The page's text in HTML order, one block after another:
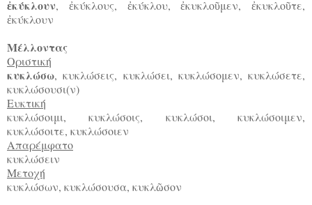
ἐκύκλουν, ἐκύκλους, ἐκύκλου,ἐκυκλοῦμεν, ἐκυκλοῦτε,
ἐκύκλουν
Μέλλοντας
Οριστική
κυκλώσω, κυκλώσεις, κυκλώσει, κυκλώσομεν, κυκλώσετε,
κυκλώσουσι(ν)
Ευκτική
κυκλώσοιμι, κυκλώσοις, κυκλώσοι, κυκλώσοιμεν,
κυκλώσοιτε, κυκλώσοιεν
Απαρέμφατο
κυκλώσειν
Μετοχή
κυκλώσων, κυκλώσουσα, κυκλῶσον